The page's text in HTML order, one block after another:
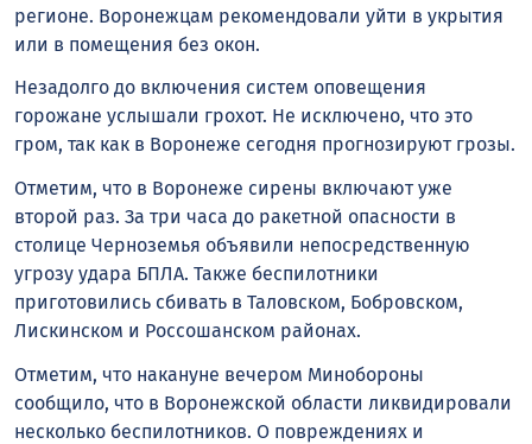
регионе. Воронежцам рекомендовали уйти в укрытия
или в помещения без окон.
Незадолго до включения систем оповещения
горожане услышали грохот. Не исключено, что это
гром, так как в Воронеже сегодня прогнозируют грозы.
Отметим, что в Воронеже сирены включают уже
второй раз. За три часа до ракетной опасности в
столице Черноземья объявили непосредственную
угрозу удара БПЛА. Также беспилотники
приготовились сбивать в Таловском, Бобровском,
Лискинском и Россошанском районах.
Отметим, что накануне вечером Минобороны
сообщило, что в Воронежской области ликвидировали
несколько беспилотников. О повреждениях и